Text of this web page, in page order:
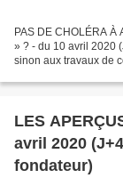
PAS DE CHOLÉRA À
» ? - du 10 avril 2020
sinon aux travaux de
LES
avril 2020
fondateur)